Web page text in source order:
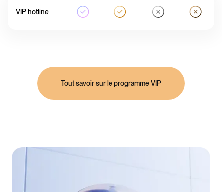
VIP hotline
Tout savoir sur le programme VIP